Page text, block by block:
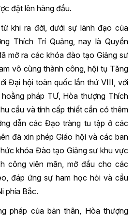
đặt lên hàng đầu.
khi ra đời, dưới sự lãnh đạo của
Thích Trí Quảng, nay là Quyền
mở ra các khóa đào tạo Giảng sư
vô cùng thành công, hội tụ Tăng
Đại hội toàn quốc lần thứ VIII, với
pháp TƯ, Hòa thượng Thích
cầu và tính cấp thiết cần có thêm
dẫn các Đạo tràng tu tập ở các
đã xin phép Giáo hội và các ban
khóa Đào tạo Giảng sư khu vực
công viên mãn, mở đầu cho các
đáp ứng sự ham học hỏi và cầu
phía Bắc.
pháp của bản thân, Hòa thượng